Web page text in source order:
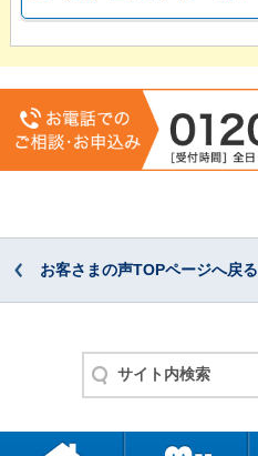
お客さまの声TOPページへ戻る